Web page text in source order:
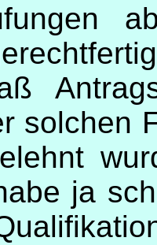
solchen
ja